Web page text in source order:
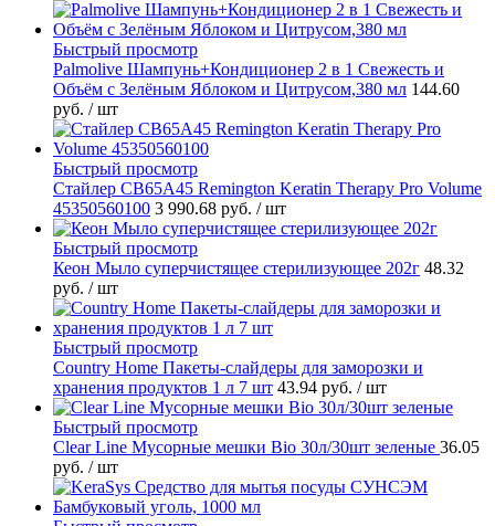
Быстрый просмотр
Palmolive Шампунь+Кондиционер 2 в 1 Свежесть и
Объём с Зелёным Яблоком и Цитрусом,380 мл 144.60
руб. / шт
Быстрый просмотр
Стайлер CB65A45 Remington Keratin Therapy Pro Volume
45350560100 3 990.68 руб. / шт
Быстрый просмотр
Кеон Мыло суперчистящее стерилизующее 202г 48.32
руб. / шт
Быстрый просмотр
Country Home Пакеты-слайдеры для заморозки и
хранения продуктов 1 л 7 шт 43.94 руб. / шт
Быстрый просмотр
Clear Line Мусорные мешки Bio 30л/30шт зеленые 36.05
руб. / шт